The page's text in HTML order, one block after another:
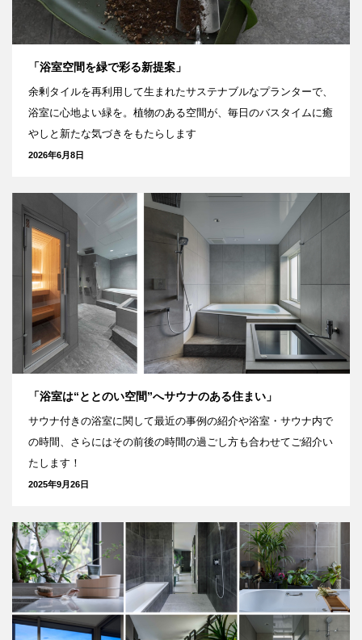
「浴室空間を緑で彩る新提案」
余剰タイルを再利用して生まれたサステナブルなプランターで、
浴室に心地よい緑を。植物のある空間が、毎日のバスタイムに癒
やしと新たな気づきをもたらします
2026年6月8日
「浴室は“ととのい空間”へサウナのある住まい」
サウナ付きの浴室に関して最近の事例の紹介や浴室・サウナ内で
の時間、さらにはその前後の時間の過ごし方も合わせてご紹介い
たします！
2025年9月26日